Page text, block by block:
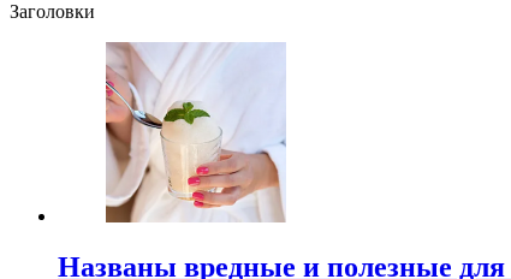
Заголовки
Названы вредные и полезные для